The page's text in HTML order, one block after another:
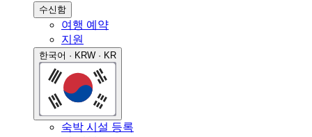
수신함
여행 예약
지원
한국어 · KRW · KR
숙박 시설 등록